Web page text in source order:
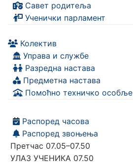
Савет родитеља
Ученички парламент
Колектив
Управа и службе
Разредна настава
Предметна настава
Помоћно техничко особље
Распоред часова
Распоред звоњења
Претчас 07.05–07.50
УЛАЗ УЧЕНИКА 07.50